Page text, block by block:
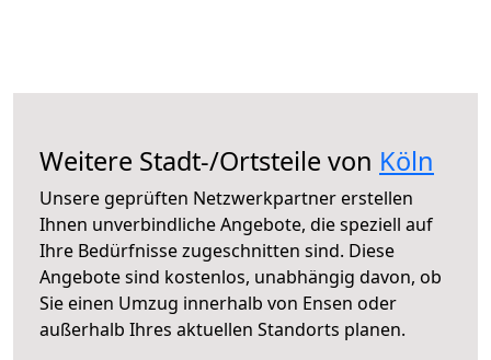
Weitere Stadt-/Ortsteile von Köln
Unsere geprüften Netzwerkpartner erstellen
Ihnen unverbindliche Angebote, die speziell auf
Ihre Bedürfnisse zugeschnitten sind. Diese
Angebote sind kostenlos, unabhängig davon, ob
Sie einen Umzug innerhalb von Ensen oder
außerhalb Ihres aktuellen Standorts planen.